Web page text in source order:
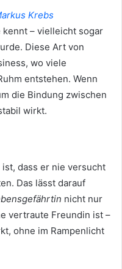
Krebs
kennt – vielleicht sogar
Diese Art von
wo viele
entstehen. Wenn
die Bindung zwischen
wirkt.
dass er nie versucht
Das lässt darauf
nicht nur
vertraute Freundin ist –
ohne im Rampenlicht